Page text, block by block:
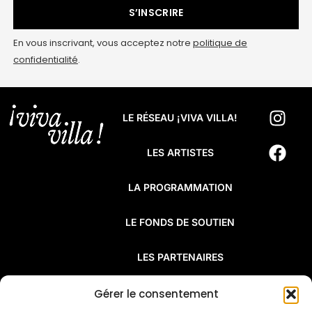
Gérer le consentement
S’INSCRIRE
En vous inscrivant, vous acceptez notre politique de
confidentialité.
LE RÉSEAU ¡VIVA VILLA!
LES ARTISTES
LA PROGRAMMATION
LE FONDS DE SOUTIEN
LES PARTENAIRES
FAQ